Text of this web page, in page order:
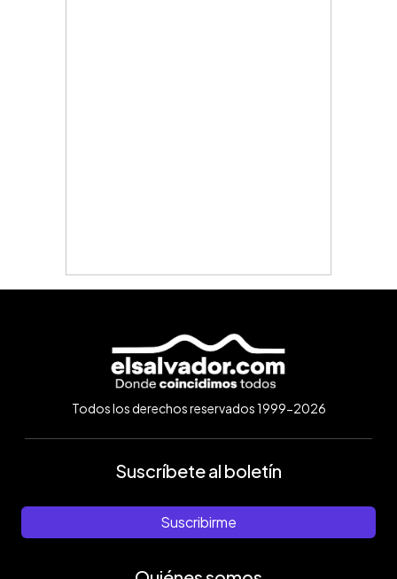
Todos los derechos reservados 1999-2026
Suscríbete al boletín
Suscribirme